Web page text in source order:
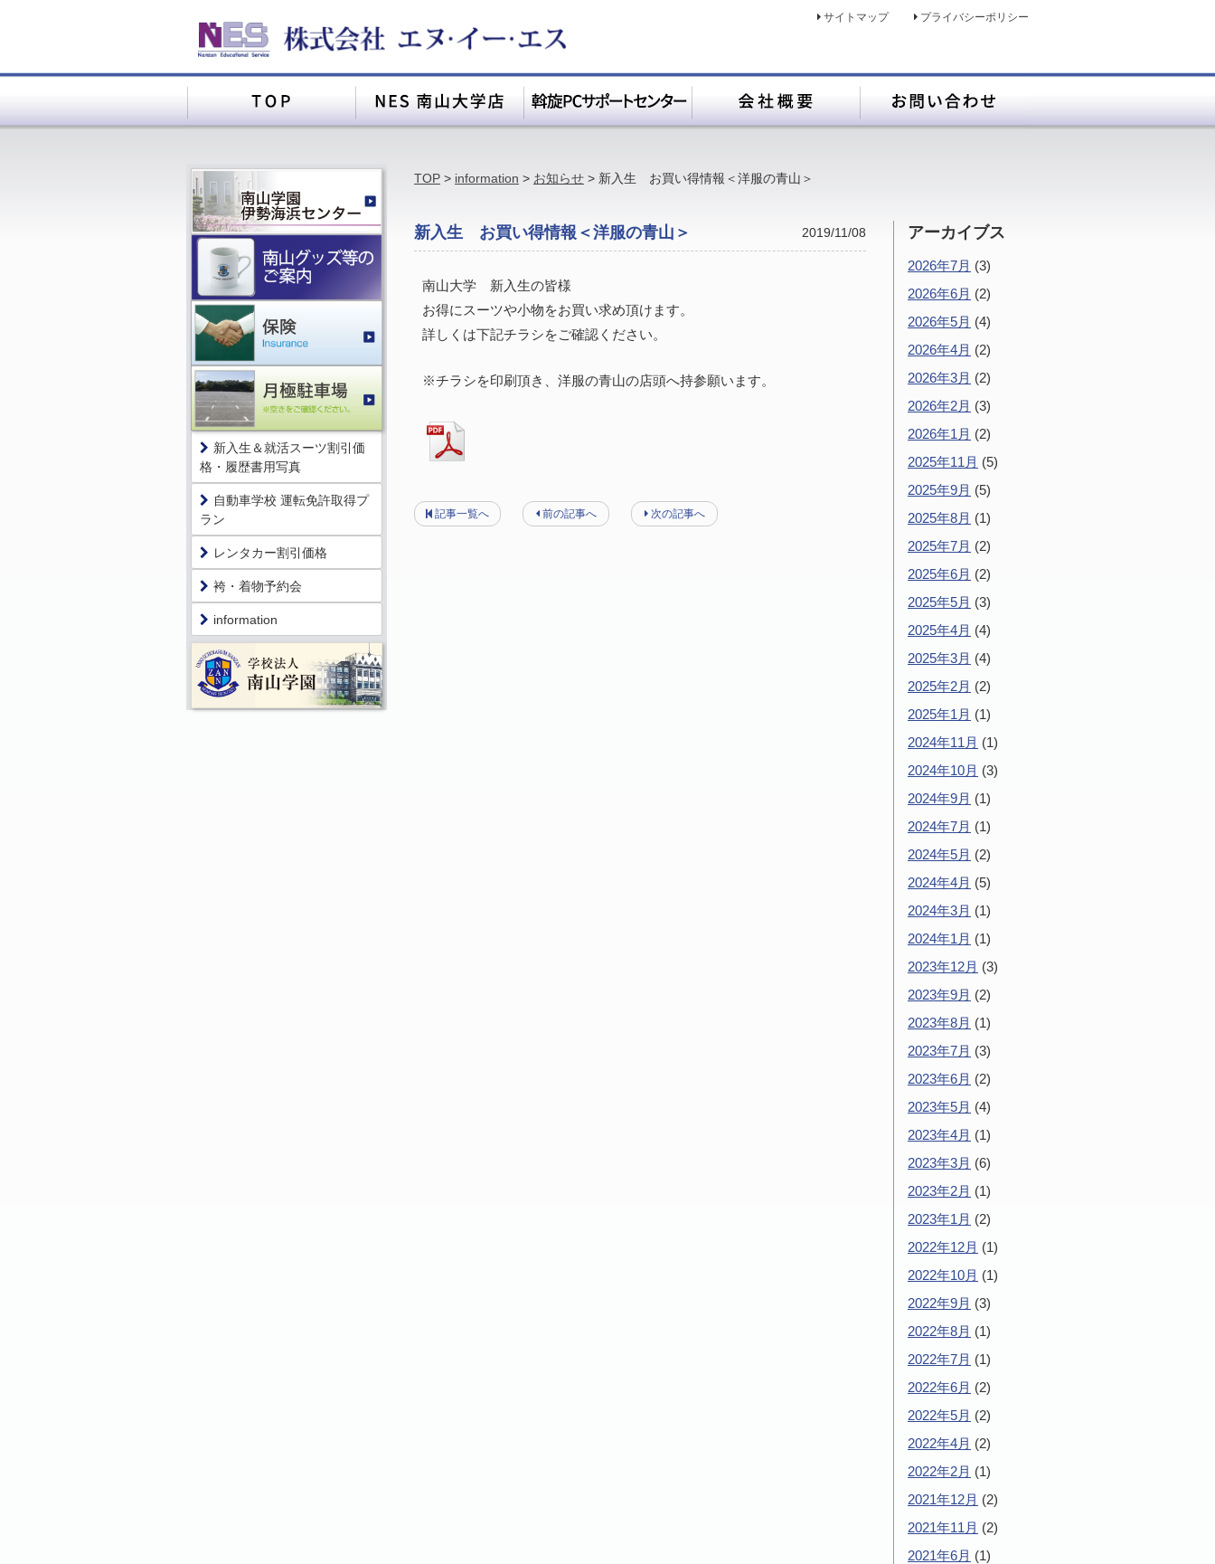
サイトマップ プライバシーポリシー
TOP > information > お知らせ > 新入生 お買い得情報＜洋服の青山＞
新入生 お買い得情報＜洋服の青山＞ 2019/11/08
南山大学 新入生の皆様
お得にスーツや小物をお買い求め頂けます。
詳しくは下記チラシをご確認ください。
※チラシを印刷頂き、洋服の青山の店頭へ持参願います。
記事一覧へ 前の記事へ 次の記事へ
アーカイブス
2026年7月 (3)
2026年6月 (2)
2026年5月 (4)
2026年4月 (2)
2026年3月 (2)
2026年2月 (3)
2026年1月 (2)
2025年11月 (5)
2025年9月 (5)
2025年8月 (1)
2025年7月 (2)
2025年6月 (2)
2025年5月 (3)
2025年4月 (4)
2025年3月 (4)
2025年2月 (2)
2025年1月 (1)
2024年11月 (1)
2024年10月 (3)
2024年9月 (1)
2024年7月 (1)
2024年5月 (2)
2024年4月 (5)
2024年3月 (1)
2024年1月 (1)
2023年12月 (3)
2023年9月 (2)
2023年8月 (1)
2023年7月 (3)
2023年6月 (2)
2023年5月 (4)
2023年4月 (1)
2023年3月 (6)
2023年2月 (1)
2023年1月 (2)
2022年12月 (1)
2022年10月 (1)
2022年9月 (3)
2022年8月 (1)
2022年7月 (1)
2022年6月 (2)
2022年5月 (2)
2022年4月 (2)
2022年2月 (1)
2021年12月 (2)
2021年11月 (2)
2021年6月 (1)
新入生＆就活スーツ割引価
格・履歴書用写真
自動車学校 運転免許取得プ
ラン
レンタカー割引価格
袴・着物予約会
information